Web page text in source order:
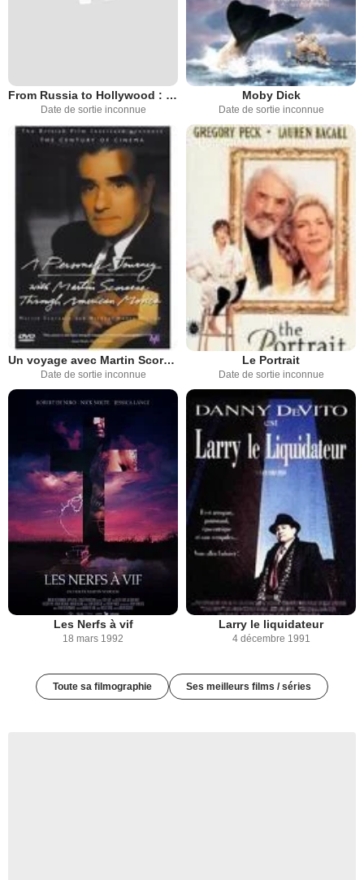
From Russia to Hollywood : The 100-Year Odyssey of Chekhov and Shdanoff
Date de sortie inconnue
Moby Dick
Date de sortie inconnue
Un voyage avec Martin Scorsese à travers le cinéma américain
Date de sortie inconnue
Le Portrait
Date de sortie inconnue
Les Nerfs à vif
18 mars 1992
Larry le liquidateur
4 décembre 1991
Toute sa filmographie Ses meilleurs films / séries